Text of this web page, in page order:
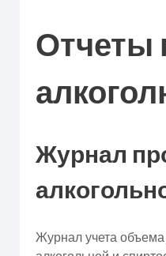
Отчеты
Журнал
Журнал учета